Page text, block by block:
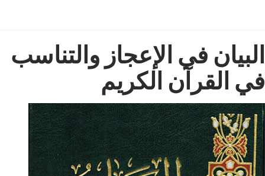
البيان في الإعجاز والتناسب
في القرآن الكريم